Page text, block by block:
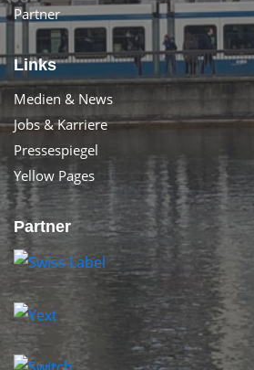
Partner
Links
Medien & News
Jobs & Karriere
Pressespiegel
Yellow Pages
Partner